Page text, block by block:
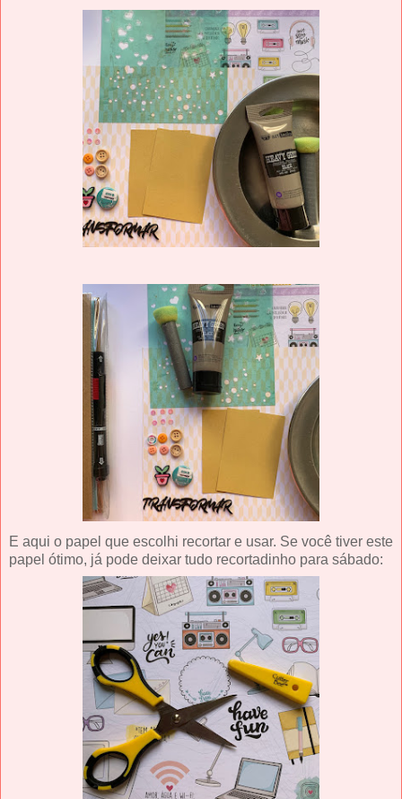
E aqui o papel que escolhi recortar e usar. Se você tiver este
papel ótimo, já pode deixar tudo recortadinho para sábado: